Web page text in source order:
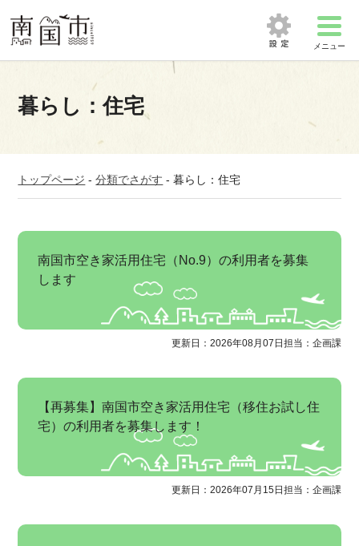
メニュー
暮らし：住宅
トップページ -分類でさがす -暮らし：住宅
南国市空き家活用住宅（No.9）の利用者を募集
します
更新日：2026年08月07日 担当：企画課
【再募集】南国市空き家活用住宅（移住お試し住
宅）の利用者を募集します！
更新日：2026年07月15日 担当：企画課